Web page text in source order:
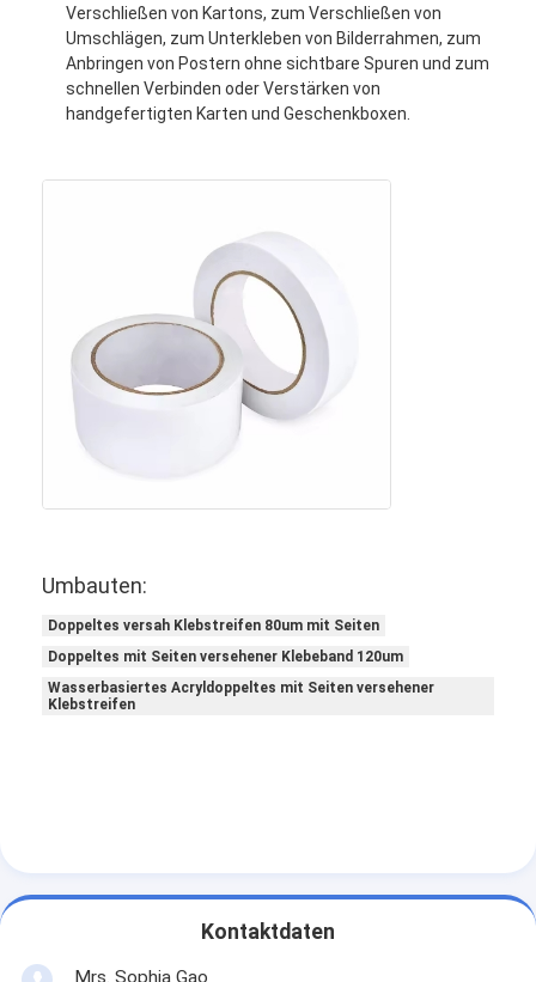
Klebendes Isolierungs-Band
Glasgewebe-Klebstreifen
Polyimide-Film-Klebstreifen
Aluminiumfolie-Klebstreifen
Aluminiumfolie-Glasgewebe-Band
Folienbeschichtetes Kraftpapier
Aluminiumfolie-Fiberglas-Stoff
Stoff-Panzerklebeband
Doppeltes mit Seiten versehener Klebstreifen
Verschließen von Kartons, zum Verschließen von
Umschlägen, zum Unterkleben von Bilderrahmen, zum
Anbringen von Postern ohne sichtbare Spuren und zum
schnellen Verbinden oder Verstärken von
handgefertigten Karten und Geschenkboxen.
Umbauten:
Doppeltes versah Klebstreifen 80um mit Seiten
Doppeltes mit Seiten versehener Klebeband 120um
Wasserbasiertes Acryldoppeltes mit Seiten versehener
Klebstreifen
Kontaktdaten
Mrs. Sophia Gao